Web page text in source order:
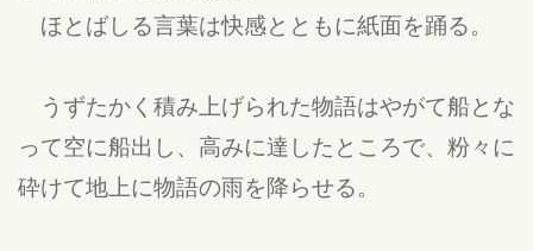
ほとばしる言葉は快感とともに紙面を踊る。
うずたかく積み上げられた物語はやがて船とな
って空に船出し、高みに達したところで、粉々に
砕けて地上に物語の雨を降らせる。